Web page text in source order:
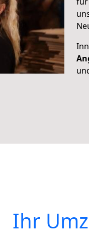
Ihr